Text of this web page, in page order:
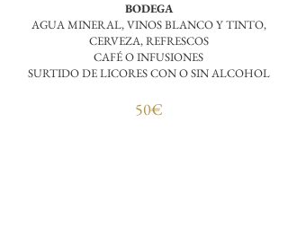
BODEGA
AGUA MINERAL, VINOS BLANCO Y TINTO,
CERVEZA, REFRESCOS
CAFÉ O INFUSIONES
SURTIDO DE LICORES CON O SIN ALCOHOL
50€